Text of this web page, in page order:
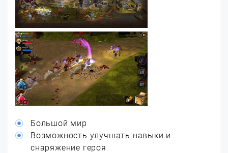
Большой мир
Возможность улучшать навыки и
снаряжение героя